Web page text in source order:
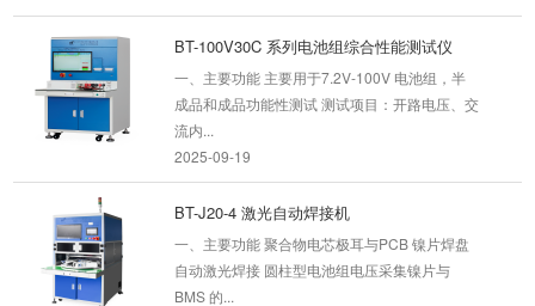
BT-100V30C 系列电池组综合性能测试仪
一、主要功能 主要用于7.2V-100V 电池组，半
成品和成品功能性测试 测试项目：开路电压、交
流内...
2025-09-19
BT-J20-4 激光自动焊接机
一、主要功能 聚合物电芯极耳与PCB 镍片焊盘
自动激光焊接 圆柱型电池组电压采集镍片与
BMS 的...